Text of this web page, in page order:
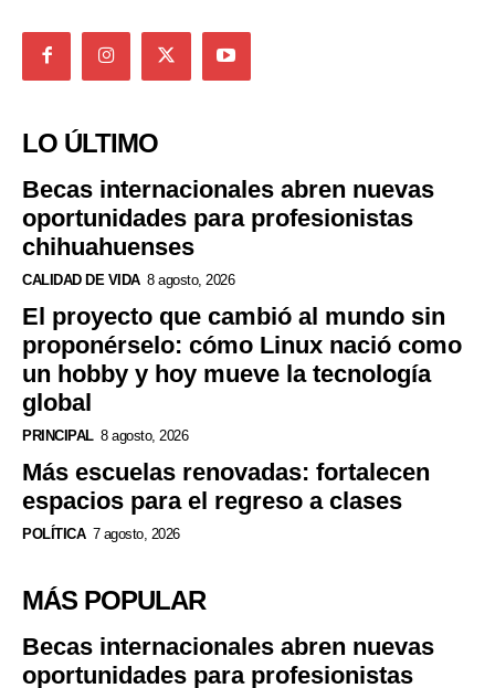
LO ÚLTIMO
Becas internacionales abren nuevas
oportunidades para profesionistas
chihuahuenses
CALIDAD DE VIDA 8 agosto, 2026
El proyecto que cambió al mundo sin
proponérselo: cómo Linux nació como
un hobby y hoy mueve la tecnología
global
PRINCIPAL 8 agosto, 2026
Más escuelas renovadas: fortalecen
espacios para el regreso a clases
POLÍTICA 7 agosto, 2026
MÁS POPULAR
Becas internacionales abren nuevas
oportunidades para profesionistas